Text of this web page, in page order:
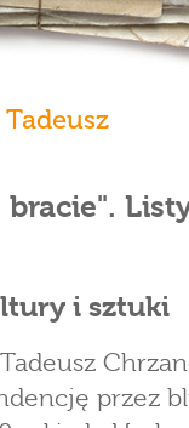
Tadeusz
i sztuki
przez